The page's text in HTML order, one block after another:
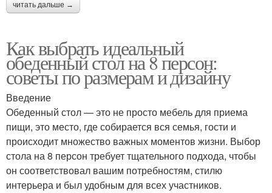
читать дальше →
Как выбрать идеальный
обеденный стол на 8 персон:
советы по размерам и дизайну
Введение
Обеденный стол — это не просто мебель для приема
пищи, это место, где собирается вся семья, гости и
происходит множество важных моментов жизни. Выбор
стола на 8 персон требует тщательного подхода, чтобы
он соответствовал вашим потребностям, стилю
интерьера и был удобным для всех участников.